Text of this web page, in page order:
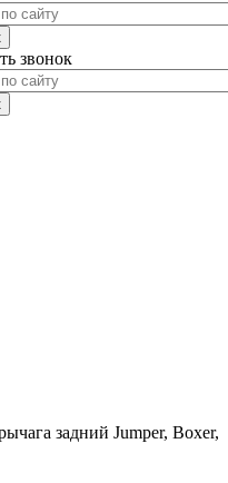
звонок
задний Jumper, Boxer,